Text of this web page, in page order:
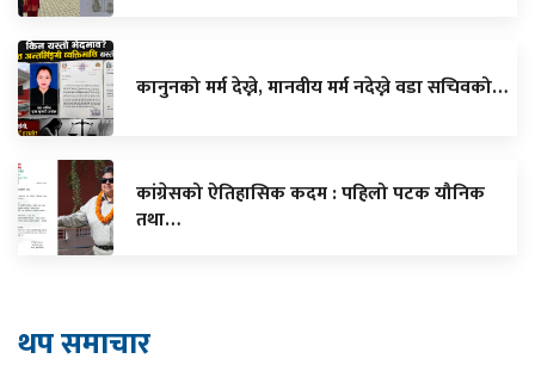
कानुनको मर्म देख्ने, मानवीय मर्म नदेख्ने वडा सचिवको…
कांग्रेसको ऐतिहासिक कदम : पहिलो पटक यौनिक
तथा…
थप समाचार